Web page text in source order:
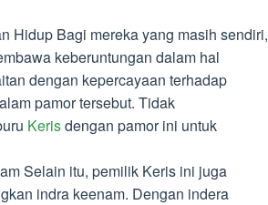
Hidup Bagi mereka yang masih sendiri,
keberuntungan dalam hal
dengan kepercayaan terhadap
pamor tersebut. Tidak
Kerisdengan pamor ini untuk
Selain itu, pemilik Keris ini juga
indra keenam. Dengan indera